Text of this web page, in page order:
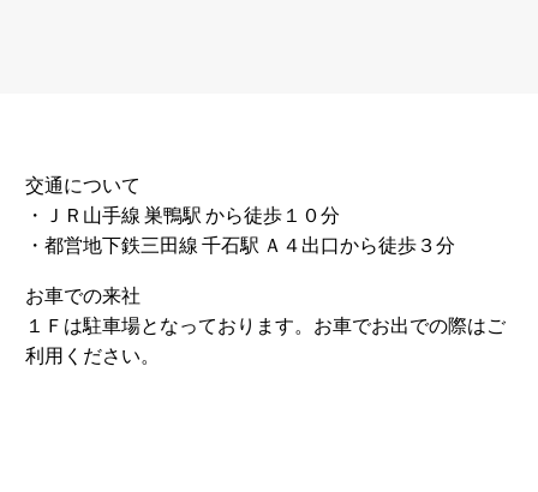
交通について
・ＪＲ山手線 巣鴨駅 から徒歩１０分
・都営地下鉄三田線 千石駅 Ａ４出口から徒歩３分
お車での来社
１Ｆは駐車場となっております。お車でお出での際はご
利用ください。